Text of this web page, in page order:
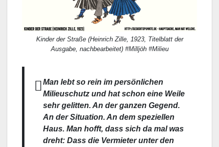
Kinder der Straße (Heinrich Zille, 1923, Titelblatt der
Ausgabe, nachbearbeitet) #Milljöh #Milieu
Man lebt so rein im persönlichen
Milieuschutz und hat schon eine Weile
sehr gelitten. An der ganzen Gegend.
An der Situation. An dem speziellen
Haus. Man hofft, dass sich da mal was
dreht: Dass die Vermieter unter den